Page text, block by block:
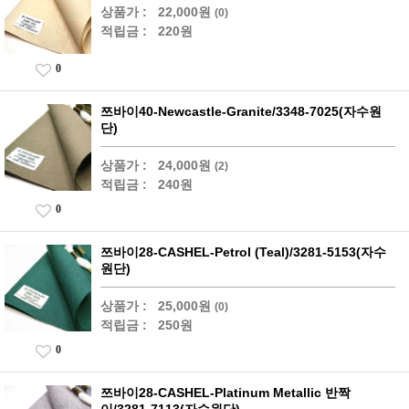
상품가 : 22,000원 (0)
적립금 : 220원
0
쯔바이40-Newcastle-Granite/3348-7025(자수원
단)
상품가 : 24,000원 (2)
적립금 : 240원
0
쯔바이28-CASHEL-Petrol (Teal)/3281-5153(자수
원단)
상품가 : 25,000원 (0)
적립금 : 250원
0
쯔바이28-CASHEL-Platinum Metallic 반짝